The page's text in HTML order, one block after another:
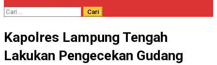
Cari
Kapolres Lampung Tengah
Lakukan Pengecekan Gudang